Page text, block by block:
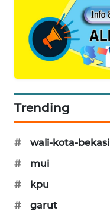
Trending
#
wali-kota-bekasi
#
mui
#
kpu
#
garut